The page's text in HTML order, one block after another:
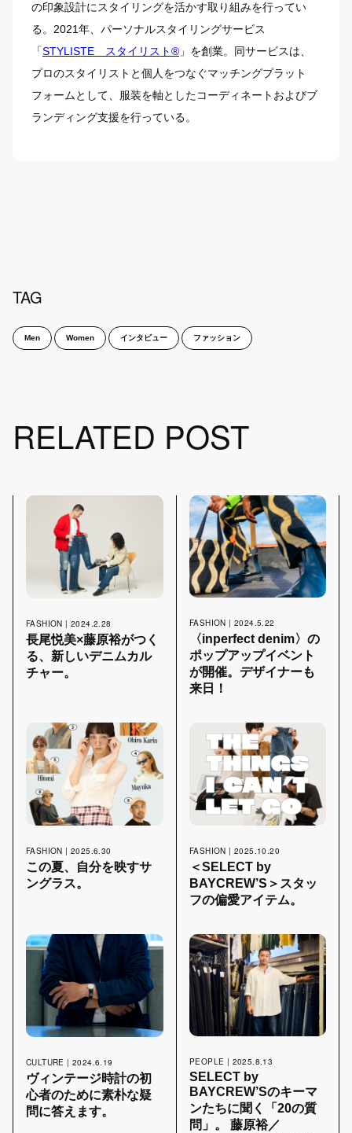
の印象設計にスタイリングを活かす取り組みを行ってい
る。2021年、パーソナルスタイリングサービス
「STYLISTE スタイリスト®︎ 」を創業。同サービスは、
プロのスタイリストと個人をつなぐマッチングプラット
フォームとして、服装を軸としたコーディネートおよびブ
ランディング支援を行っている。
TAG
Men Women インタビュー ファッション
RELATED POST
FASHION | 2024.2.28
長尾悦美×藤原裕がつく
る、新しいデニムカル
チャー。
FASHION | 2024.5.22
〈inperfect denim〉の
ポップアップイベント
が開催。デザイナーも
来日！
FASHION | 2025.6.30
この夏、自分を映すサ
ングラス。
FASHION | 2025.10.20
＜SELECT by
BAYCREW’S＞スタッ
フの偏愛アイテム。
CULTURE | 2024.6.19
ヴィンテージ時計の初
心者のために素朴な疑
問に答えます。
PEOPLE | 2025.8.13
SELECT by
BAYCREW’Sのキーマ
ンたちに聞く「20の質
問」。 藤原裕／